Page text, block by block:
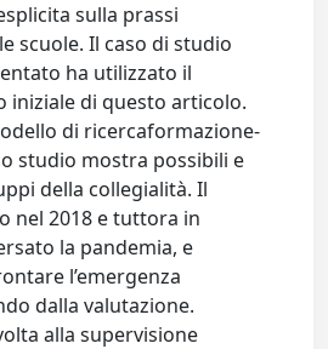
sulla prassi
scuole. Il caso di studio
ha utilizzato il
iniziale di questo articolo.
di ricercaformazione-
studio mostra possibili e
della collegialità. Il
nel 2018 e tuttora in
la pandemia, e
l’emergenza
dalla valutazione.
alla supervisione